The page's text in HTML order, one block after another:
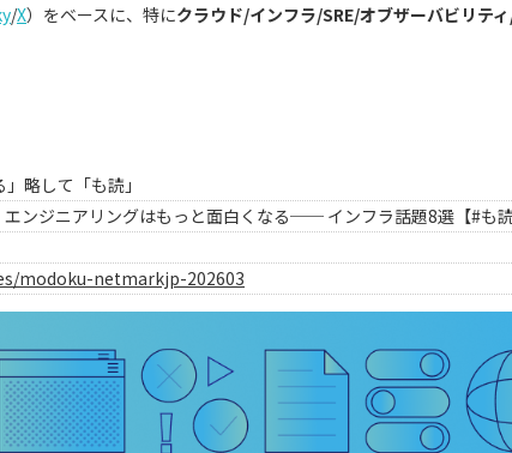
/X）をベースに、特にクラウド/インフラ/SRE/オブザーバビリテ
略して「も読」
ンジニアリングはもっと面白くなる── インフラ話題8選【#も
modoku-netmarkjp-202603